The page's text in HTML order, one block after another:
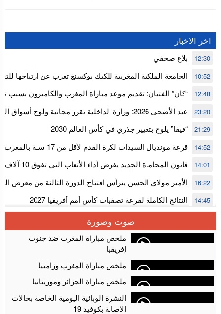
اخر الاخبار
بلاغ صحفي 12:30
الجامعة الملكية المغربية للكيك بوكسنغ تعرب عن ارتياحها
للمجلس الأعلى للحسابات
10:52
“كان” الفتيان: تقديم موعد مباراة المغرب والكاميرون بسبب
إفريقيا
12:48
عيد الأضحى 2026: وزارة الداخلية تقرر مجانية ولوج
استنفار” لتنظيمها
23:20
“فيفا” يلوح بتغيير جذري في كأس العالم 2030 21:29
قرعة مونديال السيدات لكرة
المستوى الأول
14:52
قانون المحاماة الجديد يفرض أداء الأتعاب التي تفوق 10 آلاف درهم بالشيك 14:01
الأمير مولاي الحسن يترأس افتتاح الدورة الثالثة من معرض
الألعاب الإلكترونية
16:22
النتائج الكاملة لقرعة تصفيات كأس أمم أفريقيا 2027 14:45
سلا.. توقيف ثلاثة مروجين وحجز أكثر من 4300 قرص مخدر وكوكايين وإكستازي
أقراص مهلوسة داخل فضاء للشيشة تستنفر شرطة أكادير 12:48
صوت وصورة
ملخص مباراة المغرب ضد جنوب
إفريقيا
ملخص مباراة المغرب وزامبيا
ملخص مباراة الجزائر وموريتانيا
النشرة الوبائية اليومية الخاصة بحالات
الاصابة بكوفيد 19